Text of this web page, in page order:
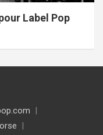
Label Pop